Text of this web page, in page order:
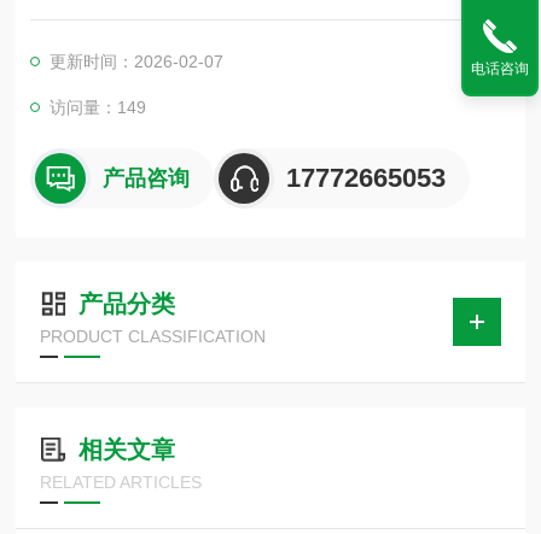
产聚氨酯管托，橡塑管托，管道垫木，保冷垫木，保冷木块为一
体的生产厂家，是具有10多年的生产经验及优良设备，制造工艺
精良，技术力量雄厚的基础上，采用标准，为国内用户提供了规
格齐全，质量可靠的优良产品。
更新时间：2026-02-07
访问量：149
产品咨询 17772665053
产品分类
PRODUCT CLASSIFICATION
相关文章
RELATED ARTICLES
电话咨询